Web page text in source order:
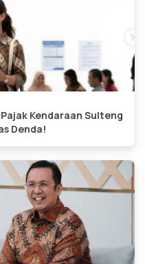
Kendaraan Sulteng
Denda!